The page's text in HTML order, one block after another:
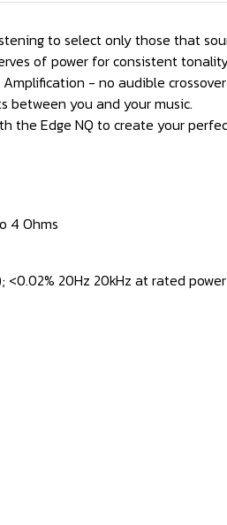
to select only those that
of power for consistent
- no audible
between you and your music.
the Edge NQ to create your
4 Ohms
<0.02% 20Hz 20kHz at rated